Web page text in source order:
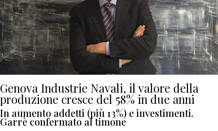
Genova Industrie Navali, il valore della
produzione cresce del 58% in due anni
In aumento addetti (più 13%) e investimenti.
Garrè confermato al timone